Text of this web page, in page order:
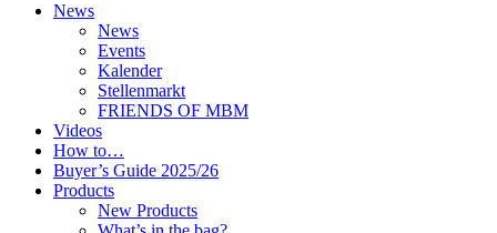
News
News
Events
Kalender
Stellenmarkt
FRIENDS OF MBM
Videos
How to…
Buyer’s Guide 2025/26
Products
New Products